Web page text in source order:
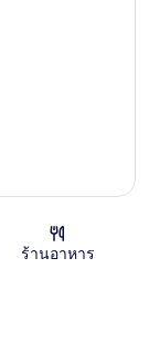
ร้านอาหาร